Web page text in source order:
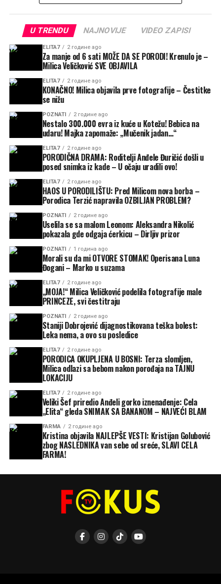
U TRENDU NAJNOVIJE VIDEO ZAPISI
ELITA7 2 године ago
Za manje od 6 sati MOŽE DA SE PORODI! Krenulo je –
Milica Veličković SVE OBJAVILA
ELITA7 2 године ago
KONAČNO! Milica objavila prve fotografije – Čestitke
se nižu
POZNATI 2 године ago
Nestalo 300.000 evra iz kuće u Kotežu! Bebica na
udaru! Majka zapomaže: „Mučenik jadan…“
ELITA7 2 године ago
PORODIČNA DRAMA: Roditelji Anđele Đuričić došli u
posed snimka iz kade – U očaju uradili ovo!
ELITA7 2 године ago
HAOS U PORODILIŠTU: Pred Milicom nova borba –
Porodica Terzić napravila OZBILJAN PROBLEM?
POZNATI 2 године ago
Uselila se sa malom Leonom: Aleksandra Nikolić
pokazala gde odgaja ćerkicu – Dirljiv prizor
POZNATI 1 година ago
Morali su da mi OTVORE STOMAK! Operisana Luna
Đogani – Marko u suzama
ELITA7 2 године ago
„MOJA!“ Milica Veličković podelila fotografije male
PRINCEZE, svi čestitraju
POZNATI 2 године ago
Staniji Dobrojević dijagnostikovana teška bolest:
Leka nema, a ovo su posledice
ELITA7 2 године ago
PORODICA OKUPLJENA U BOSNI: Terza slomljen,
Milica odlazi sa bebom nakon porođaja na TAJNU
LOKACIJU
ELITA7 2 године ago
Veliki Šef priredio Anđeli gorko iznenađenje: Cela
„Elita“ gleda SNIMAK SA BANANOM – NAJVEĆI BLAM
FARMA 2 године ago
Kristina objavila NAJLEPŠE VESTI: Kristijan Golubović
zbog NASLEDNIKA van sebe od sreće, SLAVI CELA
FARMA!